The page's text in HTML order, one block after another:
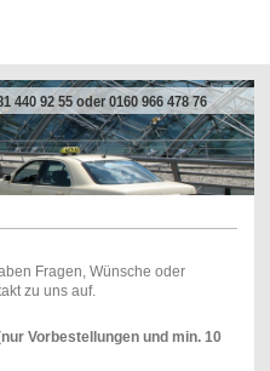
440 92 55 oder 0160 966 478 76
Fragen, Wünsche oder
zu uns auf.
Vorbestellungen und min. 10